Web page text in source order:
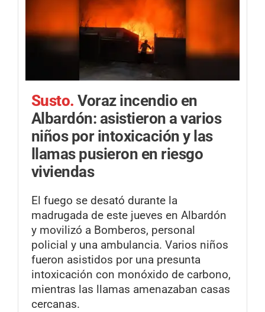
Susto.Voraz incendio en
Albardón: asistieron a varios
niños por intoxicación y las
llamas pusieron en riesgo
viviendas
El fuego se desató durante la
madrugada de este jueves en Albardón
y movilizó a Bomberos, personal
policial y una ambulancia. Varios niños
fueron asistidos por una presunta
intoxicación con monóxido de carbono,
mientras las llamas amenazaban casas
cercanas.